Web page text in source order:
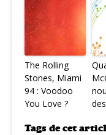
The Rolling
Stones, Miami
94 : Voodoo
You Love ?
Tags de cet